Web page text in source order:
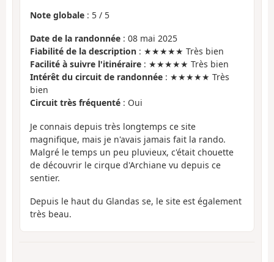
Note globale : 5 / 5
Date de la randonnée : 08 mai 2025
Fiabilité de la description : ★★★★★ Très bien
Facilité à suivre l'itinéraire : ★★★★★ Très bien
Intérêt du circuit de randonnée : ★★★★★ Très
bien
Circuit très fréquenté : Oui
Je connais depuis très longtemps ce site
magnifique, mais je n'avais jamais fait la rando.
Malgré le temps un peu pluvieux, c'était chouette
de découvrir le cirque d'Archiane vu depuis ce
sentier.
Depuis le haut du Glandas se, le site est également
très beau.